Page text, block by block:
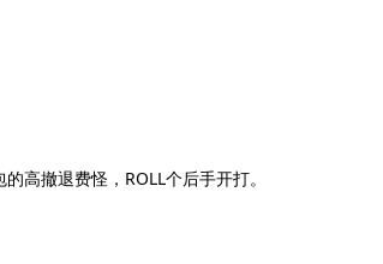
高撤退费怪，ROLL个后手开打。